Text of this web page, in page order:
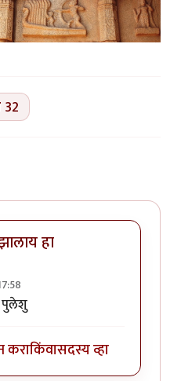
32
हा
पुलेशु
कराकिंवासदस्य व्हा